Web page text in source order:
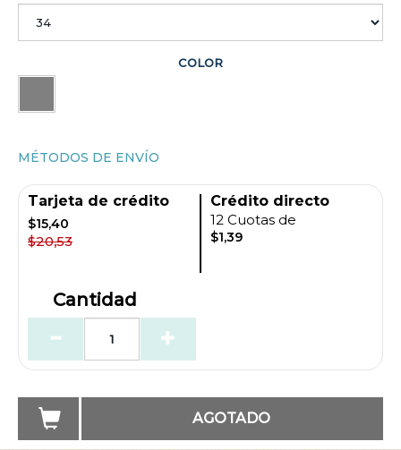
COLOR
MÉTODOS DE ENVÍO
Tarjeta de crédito
$15,40
$20,53
Crédito directo
12 Cuotas de
$1,39
Cantidad
AGOTADO